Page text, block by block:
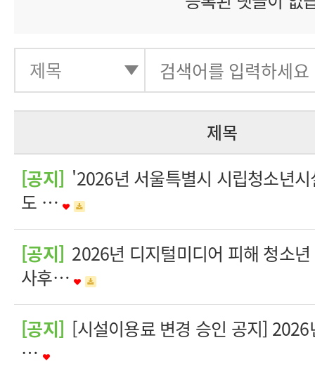
제목
[공지] '2026년 서울특별시 시립청소년
도 …
[공지] 2026년 디지털미디어 피해 청소
사후…
[공지] [시설이용료 변경 승인 공지]
…